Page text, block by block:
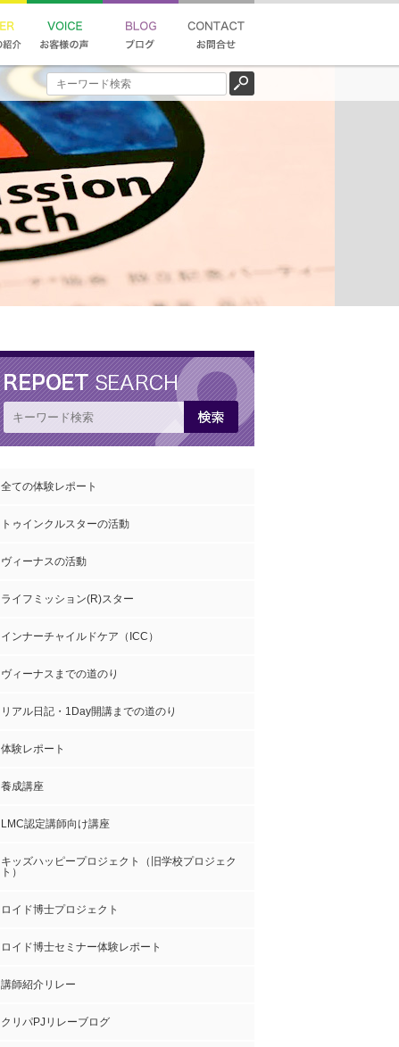
全ての体験レポート
トゥインクルスターの活動
ヴィーナスの活動
ライフミッション(R)スター
インナーチャイルドケア（ICC）
ヴィーナスまでの道のり
リアル日記・1Day開講までの道のり
体験レポート
養成講座
LMC認定講師向け講座
キッズハッピープロジェクト（旧学校プロジェク
ト）
ロイド博士プロジェクト
ロイド博士セミナー体験レポート
講師紹介リレー
クリパPJリレーブログ